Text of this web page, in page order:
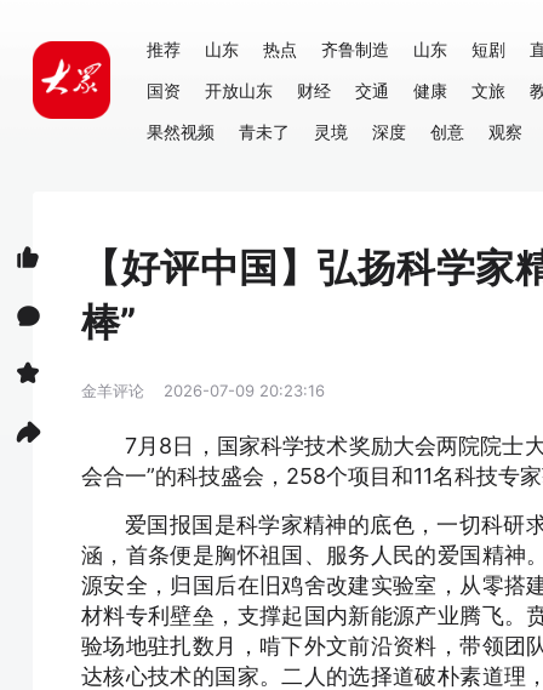
推荐 山东 热点 齐鲁制造 山东 短剧
国资
开放山东 财经 交通 健康 文旅
果然视频
青未了 灵境 深度 创意 观察
【好评中国】弘扬科学
棒”
金羊评论 2026-07-09 20:23:16
7月8日，国家科学技术奖励大会两院院士
会合一”的科技盛会，258个项目和11名科技专
爱国报国是科学家精神的底色，一切科研
涵，首条便是胸怀祖国、服务人民的爱国精神
源安全，归国后在旧鸡舍改建实验室，从零搭
材料专利壁垒，支撑起国内新能源产业腾飞。
验场地驻扎数月，啃下外文前沿资料，带领团
达核心技术的国家。二人的选择道破朴素道理